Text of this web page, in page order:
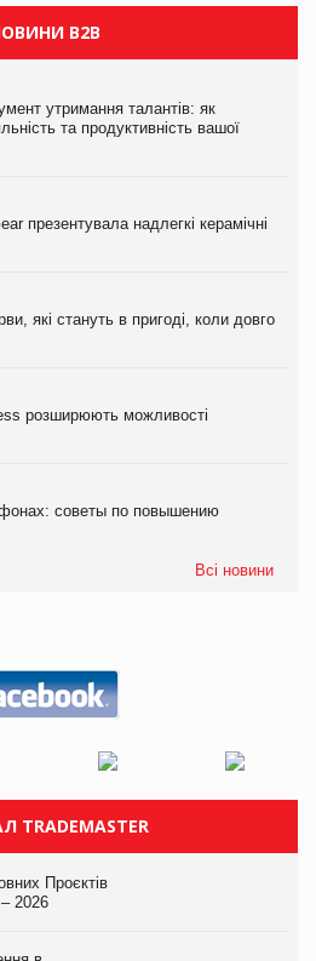
B2B
утримання талантів: як
та продуктивність вашої
презентувала надлегкі керамічні
які стануть в пригоді, коли довго
розширюють можливості
советы по повышению
Всі новини
TRADEMASTER
Проєктів
2026